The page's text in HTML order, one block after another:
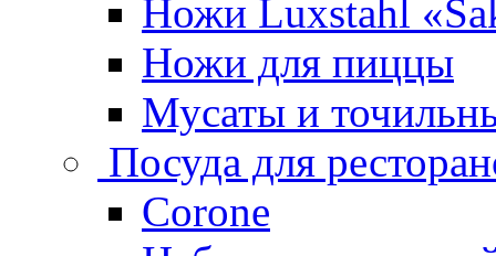
Ножи Luxstahl
Ножи для пиццы
Мусаты и
Посуда для
Corone